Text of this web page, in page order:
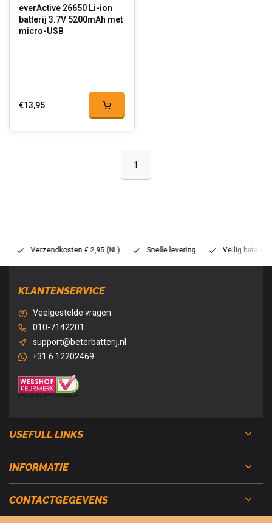
everActive 26650 Li-ion
batterij 3.7V 5200mAh met
micro-USB
€13,95
1
Verzendkosten € 2,95 (NL) Snelle levering Veilig betalen
KLANTENSERVICE
Veelgestelde vragen
010-7142201
support@beterbatterij.nl
+31 6 12202469
USEFULL LINKS
INFORMATIE
CONTACTGEGEVENS